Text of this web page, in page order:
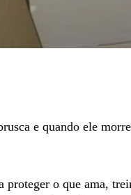
e quando ele
proteger o que ama,